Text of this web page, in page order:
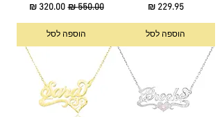
מחיר‏229.95 ‏₪
הוספה לסל
מחיר רגיל‏550.00 ‏₪ מחיר מבצע‏320.00 ‏₪
הוספה לסל